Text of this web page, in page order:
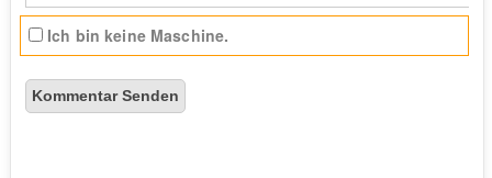
Ich bin keine Maschine.